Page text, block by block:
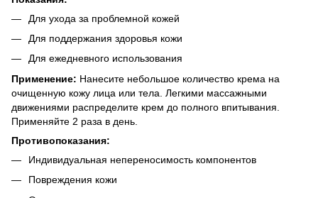
Для ухода за проблемной кожей
Для поддержания здоровья кожи
Для ежедневного использования
Применение: Нанесите небольшое количество крема на
очищенную кожу лица или тела. Легкими массажными
движениями распределите крем до полного впитывания.
Применяйте 2 раза в день.
Противопоказания:
Индивидуальная непереносимость компонентов
Повреждения кожи